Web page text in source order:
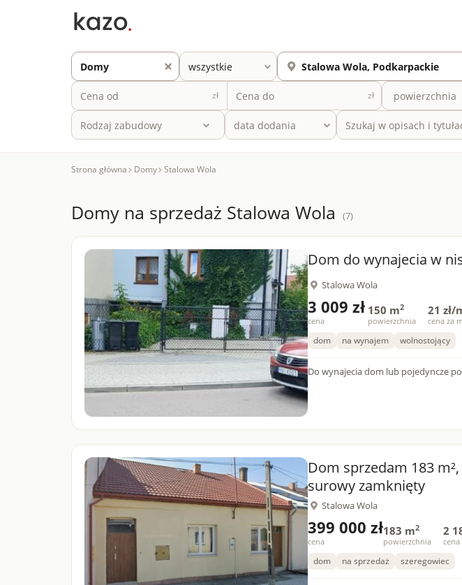
zł zł
Rodzaj zabudowy
Strona główna Domy Stalowa Wola
Domy na sprzedaż Stalowa Wola (7)
Dom do wynajecia w
Stalowa Wola
3 009 zł
cena
150 m2
powierzchnia
21 zł/
cena za
dom na wynajem wolnostojący
Do wynajecia dom lub
Dom sprzedam 183 m²,
surowy zamknięty
Stalowa Wola
399 000 zł
cena
183 m2
powierzchnia
2
cena
dom na sprzedaż szeregowiec